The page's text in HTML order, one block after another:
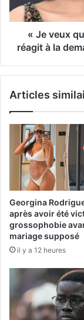
« Je veux
réagit à la
Articles
Georgina
après avoir été
grossophobie
mariage supposé
il y a 12 heures